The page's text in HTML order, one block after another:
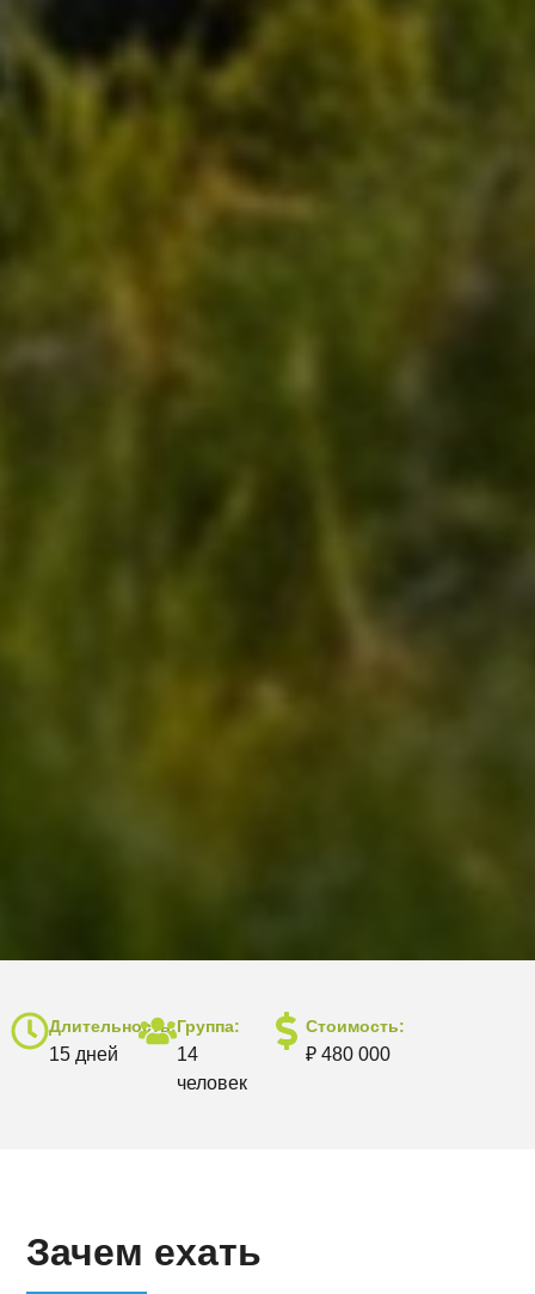
Длительность:
15 дней
Группа:
14
человек
Стоимость:
₽ 480 000
Зачем ехать